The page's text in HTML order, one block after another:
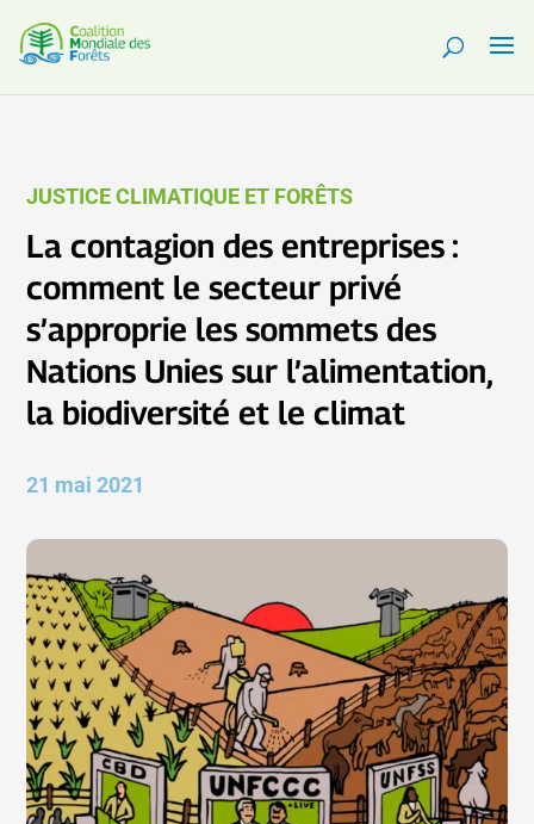
JUSTICE CLIMATIQUE ET FORÊTS
La contagion des entreprises :
comment le secteur privé
s’approprie les sommets des
Nations Unies sur l’alimentation,
la biodiversité et le climat
21 mai 2021